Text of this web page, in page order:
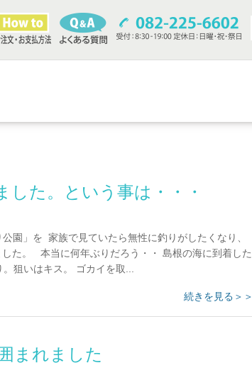
た。という事は・・・
園」を 家族で見ていたら無性に釣りがしたくなり、
た。 本当に何年ぶりだろう・・ 島根の海に到着した
狙いはキス。 ゴカイを取...
続きを見る＞＞
まれました